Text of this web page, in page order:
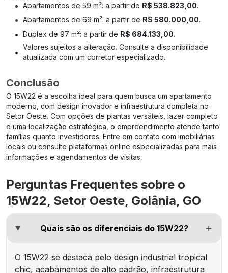
• Apartamentos de 59 m²: a partir de R$ 538.823,00.
• Apartamentos de 69 m²: a partir de R$ 580.000,00.
• Duplex de 97 m²: a partir de R$ 684.133,00.
•
Valores sujeitos a alteração. Consulte a disponibilidade
atualizada com um corretor especializado.
Conclusão
O 15W22 é a escolha ideal para quem busca um apartamento
moderno, com design inovador e infraestrutura completa no
Setor Oeste. Com opções de plantas versáteis, lazer completo
e uma localização estratégica, o empreendimento atende tanto
famílias quanto investidores. Entre em contato com imobiliárias
locais ou consulte plataformas online especializadas para mais
informações e agendamentos de visitas.
Perguntas Frequentes sobre o
15W22, Setor Oeste, Goiânia, GO
Quais são os diferenciais do 15W22?
O 15W22 se destaca pelo design industrial tropical
chic, acabamentos de alto padrão, infraestrutura